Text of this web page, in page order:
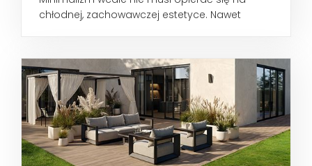
chłodnej, zachowawczej estetyce. Nawet